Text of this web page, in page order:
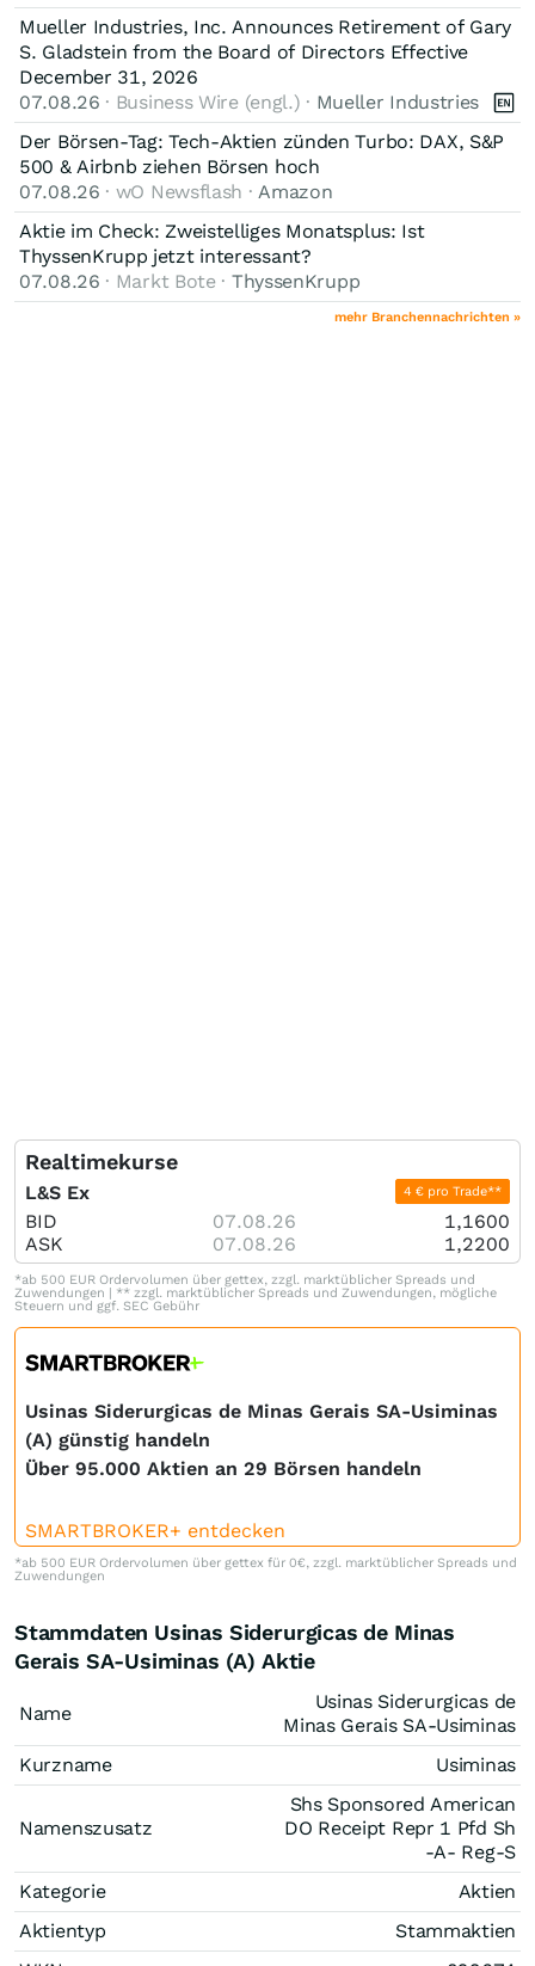
Mueller Industries, Inc. Announces Retirement of Gary
S. Gladstein from the Board of Directors Effective
December 31, 2026
07.08.26 · Business Wire (engl.) · Mueller Industries
Der Börsen-Tag: Tech-Aktien zünden Turbo: DAX, S&P
500 & Airbnb ziehen Börsen hoch
07.08.26 · wO Newsflash · Amazon
Aktie im Check: Zweistelliges Monatsplus: Ist
ThyssenKrupp jetzt interessant?
07.08.26 · Markt Bote · ThyssenKrupp
mehr Branchennachrichten »
Realtimekurse
L&S Ex 4 € pro Trade**
BID 07.08.26
1,1600
ASK
07.08.26 1,2200
*ab 500 EUR Ordervolumen über gettex, zzgl. marktüblicher Spreads und
Zuwendungen | ** zzgl. marktüblicher Spreads und Zuwendungen, mögliche
Steuern und ggf. SEC Gebühr
Usinas Siderurgicas de Minas Gerais SA-Usiminas
(A) günstig handeln
Über 95.000 Aktien an 29 Börsen handeln
SMARTBROKER+ entdecken
*ab 500 EUR Ordervolumen über gettex für 0€, zzgl. marktüblicher Spreads und
Zuwendungen
Stammdaten Usinas Siderurgicas de Minas
Gerais SA-Usiminas (A) Aktie
Name
Usinas Siderurgicas de
Minas Gerais SA-Usiminas
Kurzname
Usiminas
Namenszusatz
Shs Sponsored American
DO Receipt Repr 1 Pfd Sh
-A- Reg-S
Kategorie
Aktien
Aktientyp
Stammaktien